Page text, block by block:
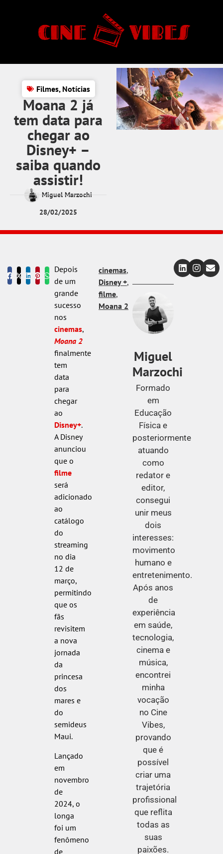
Filmes, Notícias
Moana 2 já
tem data para
chegar ao
Disney+ –
saiba quando
assistir!
Miguel Marzochi
28/02/2025
Depois
de um
grande
sucesso
nos
cinemas,
Moana 2
finalmente
tem
data
para
chegar
ao
Disney+.
A Disney
anunciou
que o
filme
será
adicionado
ao
catálogo
do
streaming
no dia
12 de
março,
permitindo
que os
fãs
revisitem
a nova
jornada
da
princesa
dos
mares e
do
semideus
Maui.
Lançado
em
novembro
de
2024, o
longa
foi um
fenômeno
de
cinemas,
Disney +,
filme,
Moana 2
Miguel
Marzochi
Formado
em
Educação
Física e
posteriormente
atuando
como
redator e
editor,
consegui
unir meus
dois
interesses:
movimento
humano e
entretenimento.
Após anos
de
experiência
em saúde,
tecnologia,
cinema e
música,
encontrei
minha
vocação
no Cine
Vibes,
provando
que é
possível
criar uma
trajetória
profissional
que reflita
todas as
suas
paixões.